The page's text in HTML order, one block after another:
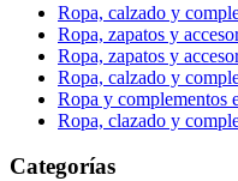
Ropa, calzado y
Ropa, zapatos y
Ropa, zapatos y
Ropa, calzado y
Ropa y complementos
Ropa, clazado y
Categorías